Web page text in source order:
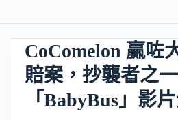
CoComelon 贏咗
賠案，抄襲者之一
「BabyBus」影